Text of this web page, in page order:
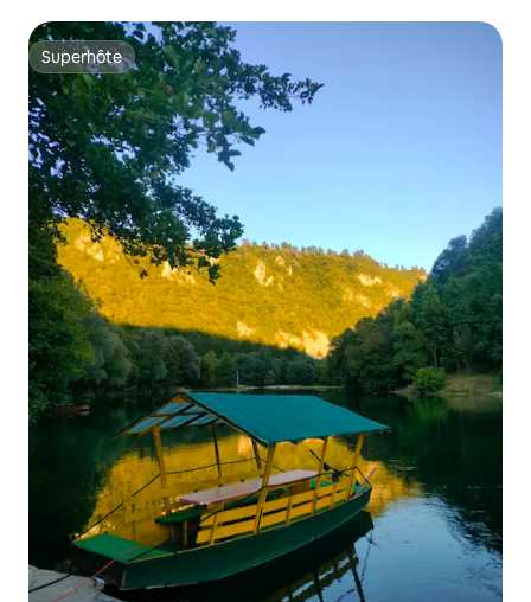
Superhôte
Superhôte